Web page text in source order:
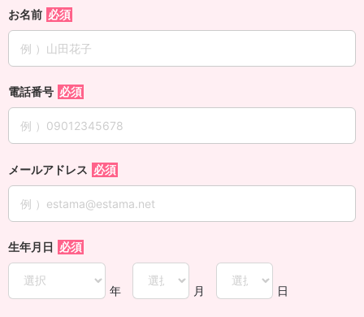
お名前
電話番号
メールアドレス
生年月日
年 月 日